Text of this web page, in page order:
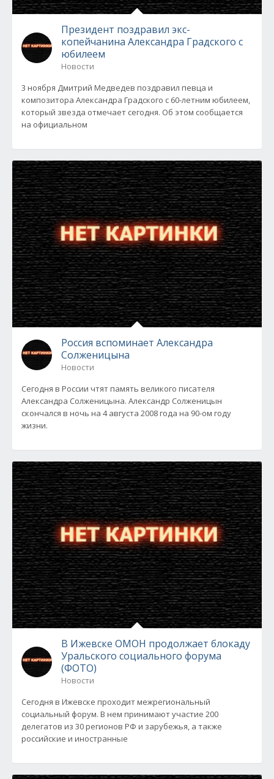
Президент поздравил экс-
копейчанина Александра Градского с
юбилеем
Новости
3 ноября Дмитрий Медведев поздравил певца и
композитора Александра Градского с 60-летним юбилеем,
который звезда отмечает сегодня. Об этом сообщается
на официальном
Россия вспоминает Александра
Солженицына
Новости
Сегодня в России чтят память великого писателя
Александра Солженицына. Александр Солженицын
скончался в ночь на 4 августа 2008 года на 90-ом году
жизни.
В Ижевске ОМОН продолжает блокаду
Уральского социального форума
(ФОТО)
Новости
Сегодня в Ижевске проходит межрегиональный
социальный форум. В нем принимают участие 200
делегатов из 30 регионов РФ и зарубежья, а также
российские и иностранные